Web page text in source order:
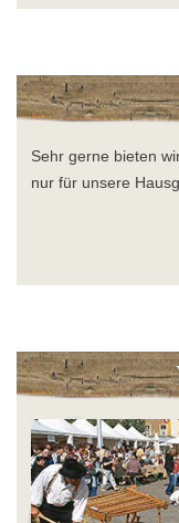
Sehr gerne bieten
nur für unsere